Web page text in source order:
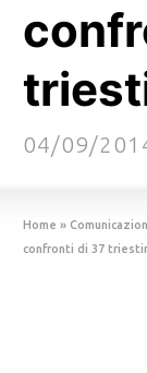
04/09/
Home »
confronti di 37